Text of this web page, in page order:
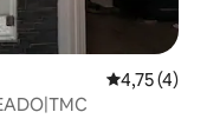
4,75 av 5 i
4,75 (4)